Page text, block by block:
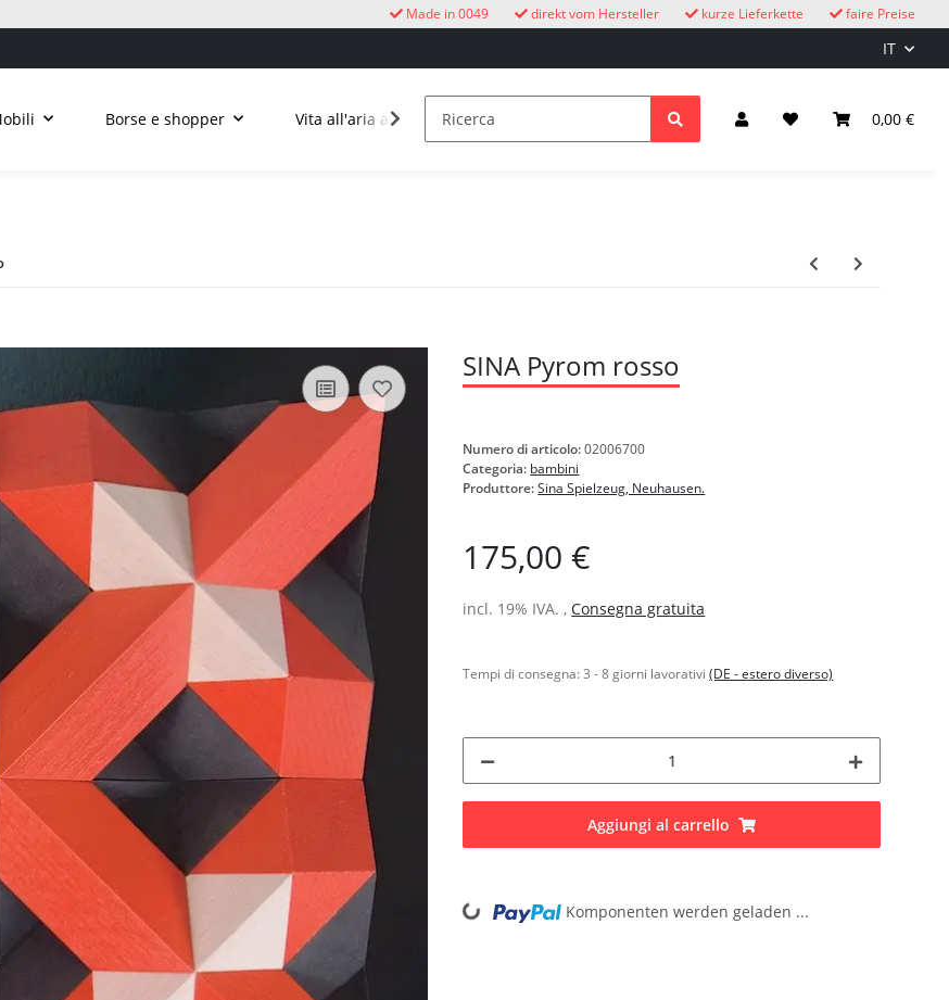
faire Preise
kurze Lieferkette
direkt vom Hersteller
Made in 0049
IT
0,00 €
Borse e shopper Vita all'aria aperta Orologi a cucù bambini Illuminazione ed elettricità
SINA Pyrom rosso
Numero di articolo:02006700
Categoria: bambini
Produttore:Sina Spielzeug, Neuhausen.
175,00 €
incl. 19% IVA. ,Consegna gratuita
Tempi di consegna:3 - 8 giorni lavorativi(DE - estero diverso)
Aggiungi al carrello
Loading... Komponenten werden geladen ...